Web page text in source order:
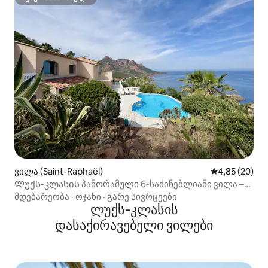
ვილა (Saint-Raphaël) საშუალო
4,85 (20)
Ლუქს-კლასის პანორამული 6-საძინებლიანი ვილა –
ანთეორი
მდებარეობა · ოჯახი · გარე სივრცეები
ლუქს‑კლასის
დასაქირავებელი ვილები